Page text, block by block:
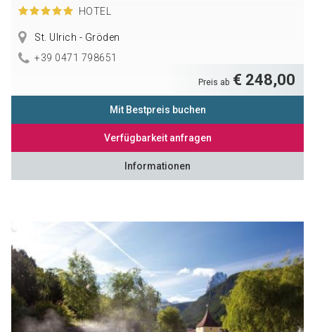
HOTEL
St. Ulrich - Gröden
+39 0471 798651
Preis ab € 248,00
Mit Bestpreis buchen
Verfügbarkeit anfragen
Informationen